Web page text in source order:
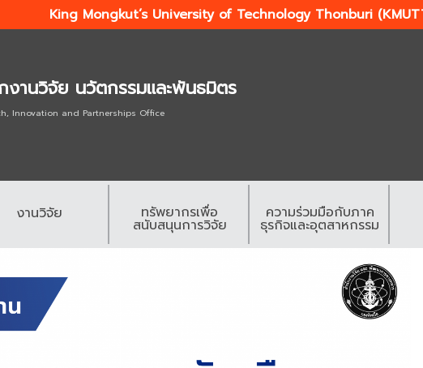
King Mongkut’s University of Technology Thonburi
งานวิจัย นวัตกรรมและพันธมิตร
Innovation and Partnerships Office
งานวิจัย
ทรัพยากรเพื่อ
สนับสนุนการวิจัย
ความร่วมมือกับภาค
ธุรกิจและอุตสาหกรรม